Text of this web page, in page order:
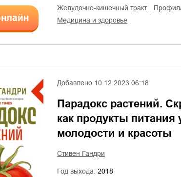
желудочно-кишечный тракт
медицина и здоровье
Добавлено 10.12.2023 06:18
Парадокс растений.
как продукты
молодости и красоты
Стивен Гандри
Год выхода: 2018